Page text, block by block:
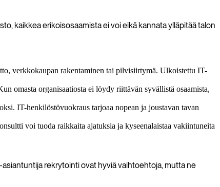
kaikkea erikoisosaamista ei voi eikä kannata ylläpitää talon
verkkokaupan rakentaminen tai pilvisiirtymä. Ulkoistettu IT-
omasta organisaatiosta ei löydy riittävän syvällistä osaamista,
IT-henkilöstövuokraus tarjoaa nopean ja joustavan tavan
voi tuoda raikkaita ajatuksia ja kyseenalaistaa vakiintuneita
rekrytointi ovat hyviä vaihtoehtoja, mutta ne